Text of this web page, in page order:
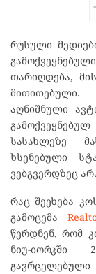
რუსული
თარიღდება,
მითითებული.
აღნიშნული
სასახლეზე
ხსენებული
ვებგვერდზეც
რაც შეეხება
გამოცემა
წერდნენ, რომ
ნიუ-